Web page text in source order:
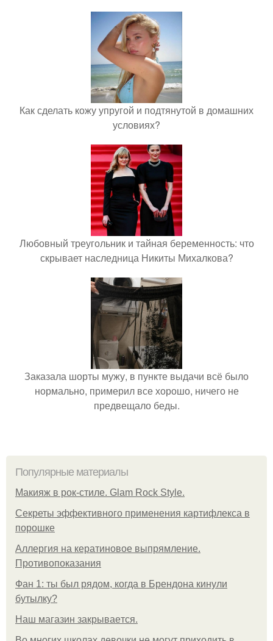
Как сделать кожу упругой и подтянутой в домашних
условиях?
Любовный треугольник и тайная беременность: что
скрывает наследница Никиты Михалкова?
Заказала шорты мужу, в пункте выдачи всё было
нормально, примерил все хорошо, ничего не
предвещало беды.
Популярные материалы
Макияж в рок-стиле. Glam Rock Style.
Секреты эффективного применения картифлекса в
порошке
Аллергия на кератиновое выпрямление.
Противопоказания
Фан 1: ты был рядом, когда в Брендона кинули
бутылку?
Нaш магaзин зaкрывaeтся.